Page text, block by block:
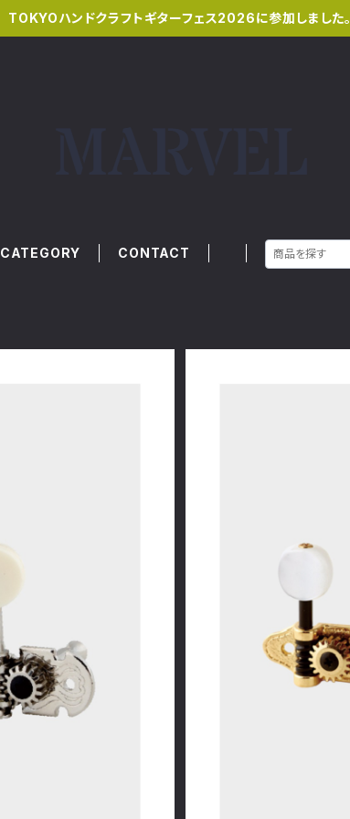
TOKYOハンドクラフトギターフェス2026に参加しました。
CATEGORY CONTACT